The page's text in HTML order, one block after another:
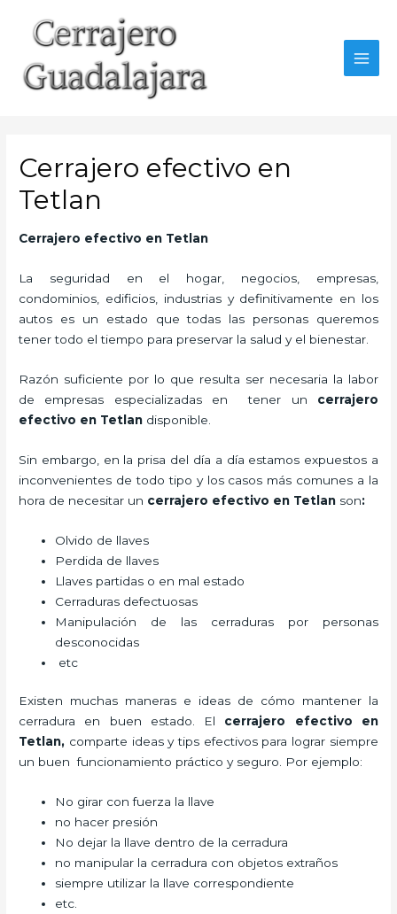
contenido
Cerrajero efectivo en
Tetlan
Cerrajero efectivo en Tetlan
La seguridad en el hogar, negocios, empresas,
condominios, edificios, industrias y definitivamente en los
autos es un estado que todas las personas queremos
tener todo el tiempo para preservar la salud y el bienestar.
Razón suficiente por lo que resulta ser necesaria la labor
de empresas especializadas en tener un cerrajero
efectivo en Tetlan disponible.
Sin embargo, en la prisa del día a día estamos expuestos a
inconvenientes de todo tipo y los casos más comunes a la
hora de necesitar un cerrajero efectivo en Tetlan son:
Olvido de llaves
Perdida de llaves
Llaves partidas o en mal estado
Cerraduras defectuosas
Manipulación de las cerraduras por personas
desconocidas
etc
Existen muchas maneras e ideas de cómo mantener la
cerradura en buen estado. El cerrajero efectivo en
Tetlan, comparte ideas y tips efectivos para lograr siempre
un buen funcionamiento práctico y seguro. Por ejemplo:
No girar con fuerza la llave
no hacer presión
No dejar la llave dentro de la cerradura
no manipular la cerradura con objetos extraños
siempre utilizar la llave correspondiente
etc.